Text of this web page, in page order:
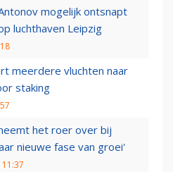
mogelijk ontsnapt
luchthaven Leipzig
meerdere vluchten naar
staking
het roer over bij
nieuwe fase van groei'